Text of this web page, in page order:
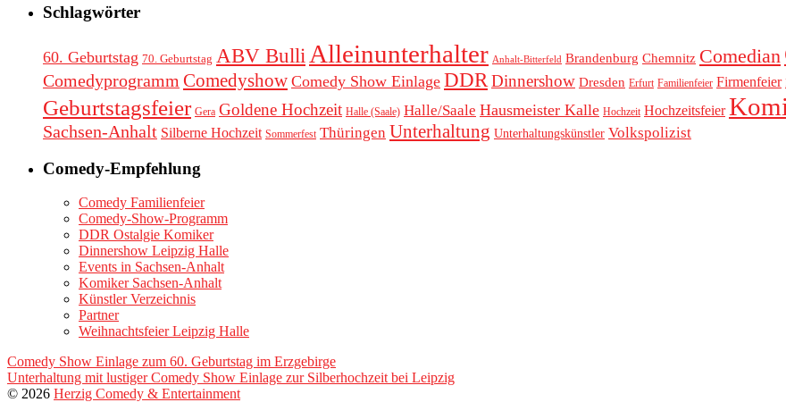
Schlagwörter
60. Geburtstag 70. Geburtstag ABV Bulli Alleinunterhalter Anhalt-Bitterfeld Brandenburg Chemnitz Comedian
Comedyprogramm Comedyshow Comedy Show Einlage DDR Dinnershow Dresden Erfurt Familienfeier Firmenfeier
Geburtstagsfeier Gera Goldene Hochzeit Halle (Saale) Halle/Saale Hausmeister Kalle Hochzeit Hochzeitsfeier
Sachsen-Anhalt Silberne Hochzeit Sommerfest Thüringen Unterhaltung Unterhaltungskünstler Volkspolizist
Comedy-Empfehlung
Comedy Familienfeier
Comedy-Show-Programm
DDR Ostalgie Komiker
Dinnershow Leipzig Halle
Events in Sachsen-Anhalt
Komiker Sachsen-Anhalt
Künstler Verzeichnis
Partner
Weihnachtsfeier Leipzig Halle
Comedy Show Einlage zum 60. Geburtstag im Erzgebirge
Unterhaltung mit lustiger Comedy Show Einlage zur Silberhochzeit bei Leipzig
© 2026 Herzig Comedy & Entertainment